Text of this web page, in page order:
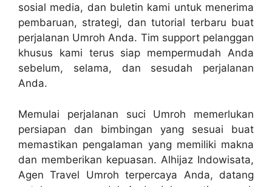
sosial media, dan buletin kami untuk menerima
pembaruan, strategi, dan tutorial terbaru buat
perjalanan Umroh Anda. Tim support pelanggan
khusus kami terus siap mempermudah Anda
sebelum, selama, dan sesudah perjalanan
Anda.
Memulai perjalanan suci Umroh memerlukan
persiapan dan bimbingan yang sesuai buat
memastikan pengalaman yang memiliki makna
dan memberikan kepuasan. Alhijaz Indowisata,
Agen Travel Umroh terpercaya Anda, datang